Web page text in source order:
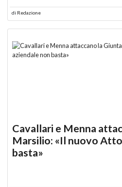
di Redazione
Cavallari e Menna
Marsilio: «Il nuovo
basta»